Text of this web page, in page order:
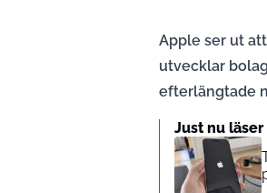
Apple ser ut
utvecklar
efterlängtade
Just nu läser